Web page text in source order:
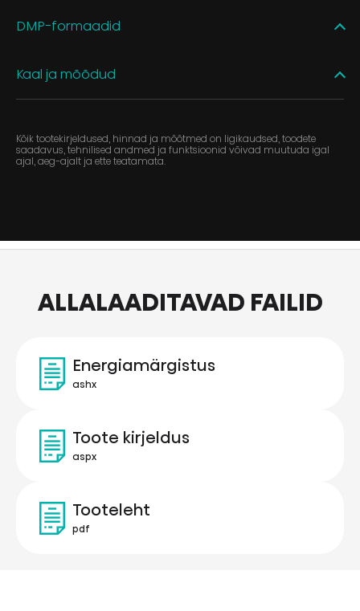
DMP-formaadid
Kaal ja mõõdud
Kõik tootekirjeldused, hinnad ja mõõtmed on ligikaudsed, toodete
saadavus, tehnilised andmed ja funktsioonid võivad muutuda igal
ajal, aeg-ajalt ja ette teatamata.
ALLALAADITAVAD FAILID
Energiamärgistus
ashx
Toote kirjeldus
aspx
Tooteleht
pdf